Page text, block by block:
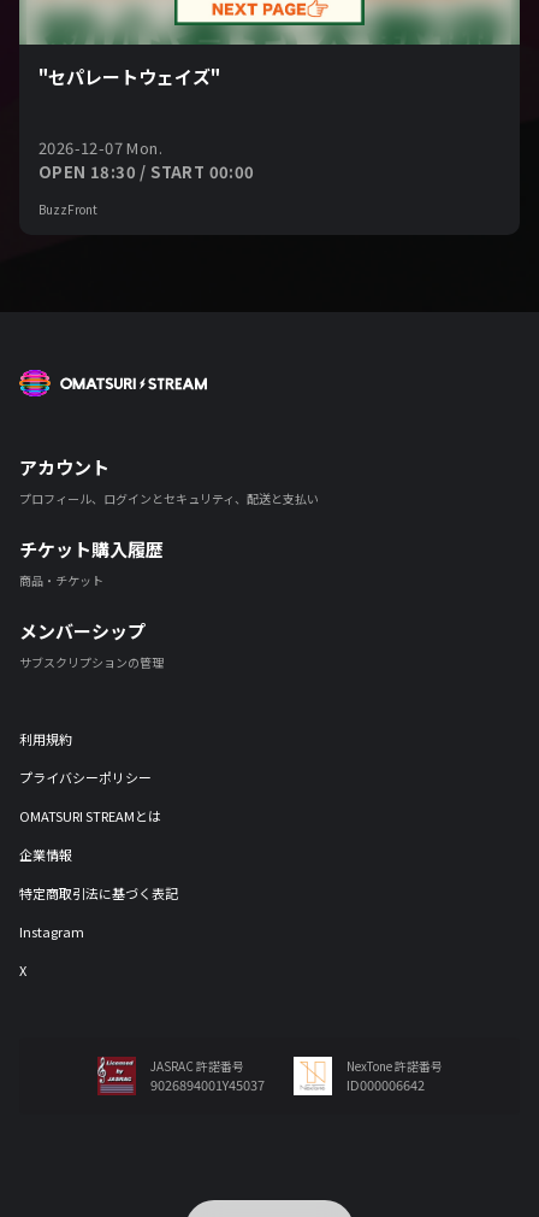
"セパレートウェイズ"
2026-12-07 Mon.
OPEN 18:30 / START 00:00
BuzzFront
アカウント
プロフィール、ログインとセキュリティ、配送と支払い
チケット購入履歴
商品・チケット
メンバーシップ
サブスクリプションの管理
利用規約
プライバシーポリシー
OMATSURI STREAMとは
企業情報
特定商取引法に基づく表記
Instagram
X
JASRAC 許諾番号
9026894001Y45037
NexTone 許諾番号
ID000006642